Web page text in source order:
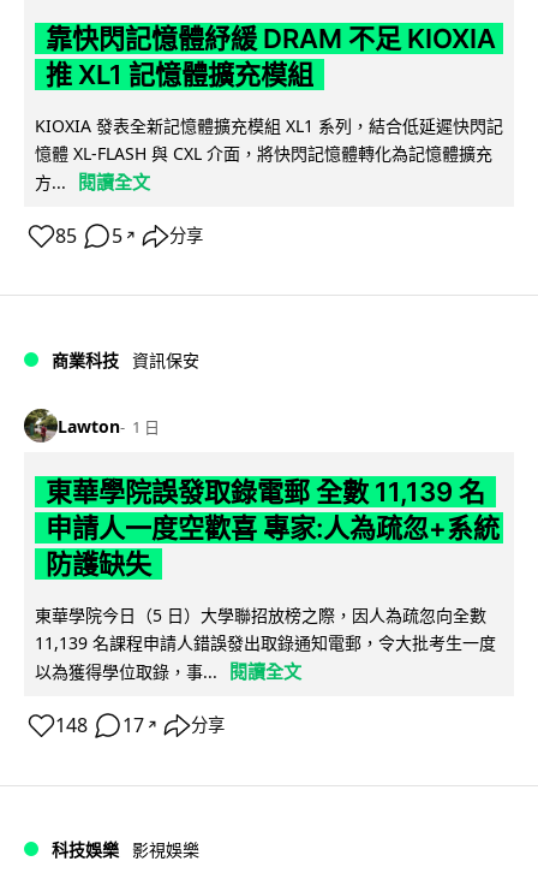
靠快閃記憶體紓緩 DRAM 不足 KIOXIA
推 XL1 記憶體擴充模組
KIOXIA 發表全新記憶體擴充模組 XL1 系列，結合低延遲快閃記
憶體 XL-FLASH 與 CXL 介面，將快閃記憶體轉化為記憶體擴充
方...
閱讀全文
85 5 ↗ 分享
商業科技 資訊保安
Lawton 1 日
東華學院誤發取錄電郵 全數 11,139 名
申請人一度空歡喜 專家:人為疏忽+系統
防護缺失
東華學院今日（5 日）大學聯招放榜之際，因人為疏忽向全數
11,139 名課程申請人錯誤發出取錄通知電郵，令大批考生一度
以為獲得學位取錄，事...
閱讀全文
148 17 ↗ 分享
科技娛樂 影視娛樂